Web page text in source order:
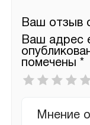
Ваш отзыв
Ваш адрес
помечены *
Ваша
оценка
отзыв